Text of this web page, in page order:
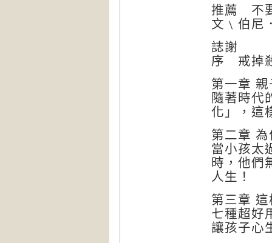
推薦 不
文﹨伯尼
誌謝
序 戒掉
第一章
隨著時代
化」，這
第二章
當小孩太
時，他們
人生！
第三章
七種超好
讓孩子心